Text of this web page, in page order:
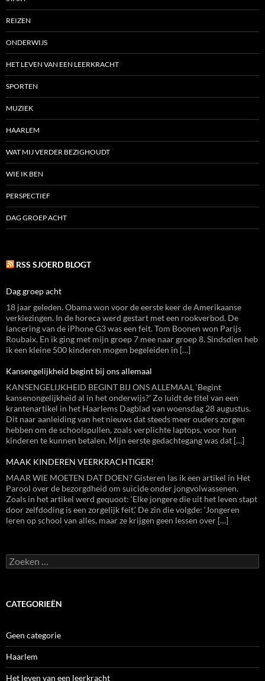
REIZEN
ONDERWIJS
HET LEVEN VAN EEN LEERKRACHT
SPORTEN
MUZIEK
HAARLEM
WAT MIJ VERDER BEZIGHOUDT
WIE IK BEN
PERSPECTIEF
DAG GROEP ACHT
RSS SJOERD BLOGT
Dag groep acht
18 jaar geleden. Obama won voor de eerste keer de Amerikaanse
verkiezingen. In de horeca werd gestart met een rookverbod. De
lancering van de iPhone G3 was een feit. Tom Boonen won Parijs
Roubaix. En ik ging met mijn groep 7 mee naar groep 8. Sindsdien heb
ik een kleine 500 kinderen mogen begeleiden in […]
Kansengelijkheid begint bij ons allemaal
KANSENGELIJKHEID BEGINT BIJ ONS ALLEMAAL ‘Begint
kansenongelijkheid al in het onderwijs?’ Zo luidt de titel van een
krantenartikel in het Haarlems Dagblad van woensdag 28 augustus.
Dit naar aanleiding van het nieuws dat steeds meer ouders zorgen
hebben om de schoolspullen, zoals verplichte laptops, voor hun
kinderen te kunnen betalen. Mijn eerste gedachtegang was dat […]
MAAK KINDEREN VEERKRACHTIGER!
MAAR WIE MOETEN DAT DOEN? Gisteren las ik een artikel in Het
Parool over de bezorgdheid om suïcide onder jongvolwassenen.
Zoals in het artikel werd gequoot: ‘Elke jongere die uit het leven stapt
door zelfdoding is een zorgelijk feit.’ De zin die volgde: ‘Jongeren
leren op school van alles, maar ze krijgen geen lessen over […]
Zoeken
naar:
CATEGORIEËN
Geen categorie
Haarlem
Het leven van een leerkracht